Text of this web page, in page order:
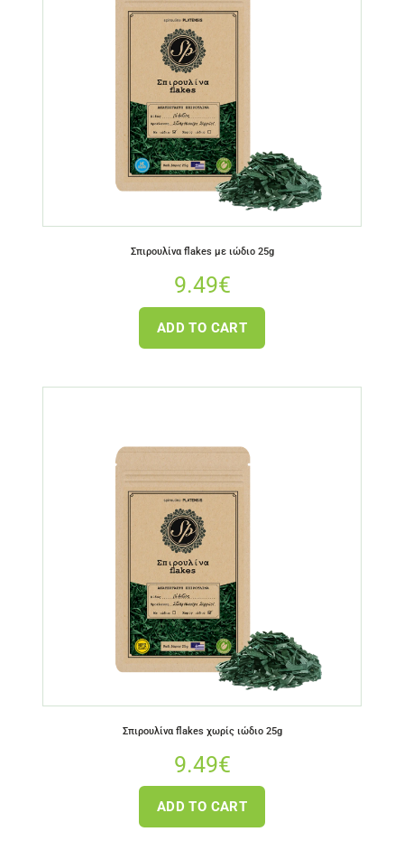
Σπιρουλίνα flakes με ιώδιο 25g
9.49€
ADD TO CART
Σπιρουλίνα flakes χωρίς ιώδιο 25g
9.49€
ADD TO CART